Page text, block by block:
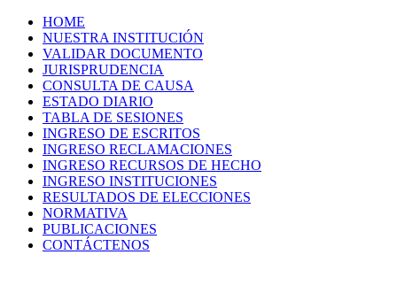
HOME
NUESTRA INSTITUCIÓN
VALIDAR DOCUMENTO
JURISPRUDENCIA
CONSULTA DE CAUSA
ESTADO DIARIO
TABLA DE SESIONES
INGRESO DE ESCRITOS
INGRESO RECLAMACIONES
INGRESO RECURSOS DE HECHO
INGRESO INSTITUCIONES
RESULTADOS DE ELECCIONES
NORMATIVA
PUBLICACIONES
CONTÁCTENOS